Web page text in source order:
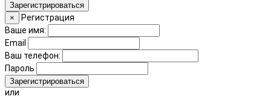
Зарегистрироваться
×
Регистрация
Ваше имя:
Email
Ваш телефон:
Пароль
Зарегистрироваться
или